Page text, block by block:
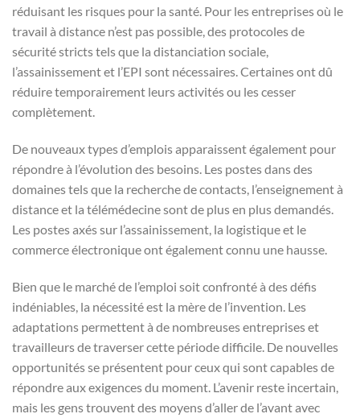
réduisant les risques pour la santé. Pour les entreprises où le
travail à distance n’est pas possible, des protocoles de
sécurité stricts tels que la distanciation sociale,
l’assainissement et l’EPI sont nécessaires. Certaines ont dû
réduire temporairement leurs activités ou les cesser
complètement.
De nouveaux types d’emplois apparaissent également pour
répondre à l’évolution des besoins. Les postes dans des
domaines tels que la recherche de contacts, l’enseignement à
distance et la télémédecine sont de plus en plus demandés.
Les postes axés sur l’assainissement, la logistique et le
commerce électronique ont également connu une hausse.
Bien que le marché de l’emploi soit confronté à des défis
indéniables, la nécessité est la mère de l’invention. Les
adaptations permettent à de nombreuses entreprises et
travailleurs de traverser cette période difficile. De nouvelles
opportunités se présentent pour ceux qui sont capables de
répondre aux exigences du moment. L’avenir reste incertain,
mais les gens trouvent des moyens d’aller de l’avant avec